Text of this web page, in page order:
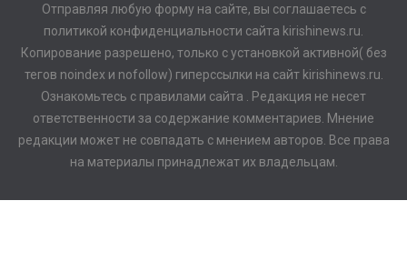
Отправляя любую форму на сайте, вы соглашаетесь с
политикой конфиденциальности сайта kirishinews.ru.
Копирование разрешено, только с установкой активной( без
тегов noindex и nofollow) гиперссылки на сайт kirishinews.ru.
Ознакомьтесь с правилами сайта . Редакция не несет
ответственности за содержание комментариев. Мнение
редакции может не совпадать с мнением авторов. Все права
на материалы принадлежат их владельцам.